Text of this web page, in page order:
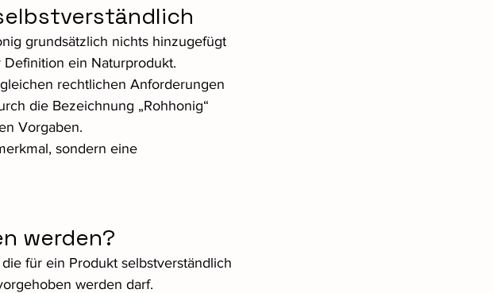
grundsätzlich nichts hinzugefügt
ein Naturprodukt.
rechtlichen Anforderungen
die Bezeichnung „Rohhonig“
Vorgaben.
sondern eine
werden?
für ein Produkt selbstverständlich
werden darf.